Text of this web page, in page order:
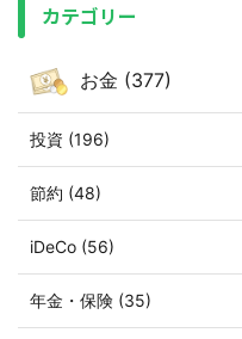
カテゴリー
お金 (377)
投資 (196)
節約 (48)
iDeCo (56)
年金・保険 (35)